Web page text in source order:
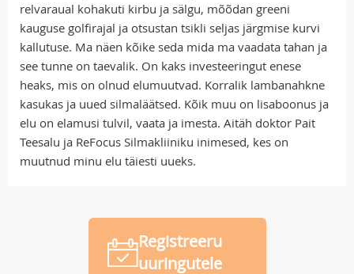
relvaraual kohakuti kirbu ja sälgu, mõõdan greeni
kauguse golfirajal ja otsustan tsikli seljas järgmise kurvi
kallutuse. Ma näen kõike seda mida ma vaadata tahan ja
see tunne on taevalik. On kaks investeeringut enese
heaks, mis on olnud elumuutvad. Korralik lambanahkne
kasukas ja uued silmaläätsed. Kõik muu on lisaboonus ja
elu on elamusi tulvil, vaata ja imesta. Aitäh doktor Pait
Teesalu ja ReFocus Silmakliiniku inimesed, kes on
muutnud minu elu täiesti uueks.
Registreeru
uuringutele